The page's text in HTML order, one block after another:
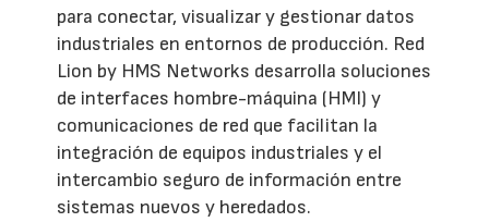
para conectar, visualizar y gestionar datos
industriales en entornos de producción. Red
Lion by HMS Networks desarrolla soluciones
de interfaces hombre-máquina (HMI) y
comunicaciones de red que facilitan la
integración de equipos industriales y el
intercambio seguro de información entre
sistemas nuevos y heredados.